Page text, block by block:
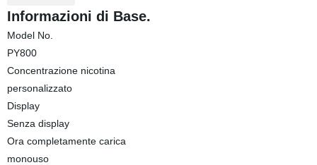
Informazioni di Base.
Model No.
PY800
Concentrazione nicotina
personalizzato
Display
Senza display
Ora completamente carica
monouso